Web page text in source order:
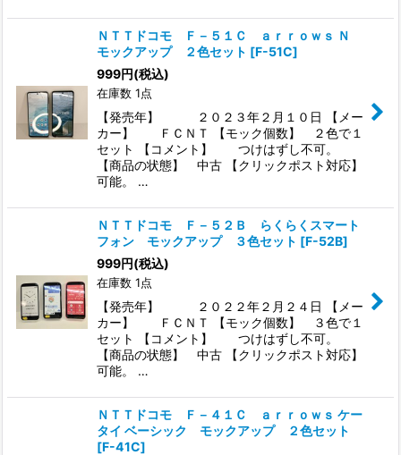
ＮＴＴドコモ Ｆ－５１Ｃ ａｒｒｏｗｓ Ｎ
モックアップ ２色セット [F-51C]
999円(税込)
在庫数 1点
【発売年】 ２０２３年２月１０日 【メー
カー】 ＦＣＮＴ 【モック個数】 ２色で１
セット 【コメント】 つけはずし不可。
【商品の状態】 中古 【クリックポスト対応】
可能。 …
ＮＴＴドコモ Ｆ－５２Ｂ らくらくスマート
フォン モックアップ ３色セット [F-52B]
999円(税込)
在庫数 1点
【発売年】 ２０２２年２月２４日 【メー
カー】 ＦＣＮＴ 【モック個数】 ３色で１
セット 【コメント】 つけはずし不可。
【商品の状態】 中古 【クリックポスト対応】
可能。 …
ＮＴＴドコモ Ｆ－４１Ｃ ａｒｒｏｗｓ ケー
タイ ベーシック モックアップ ２色セット
[F-41C]